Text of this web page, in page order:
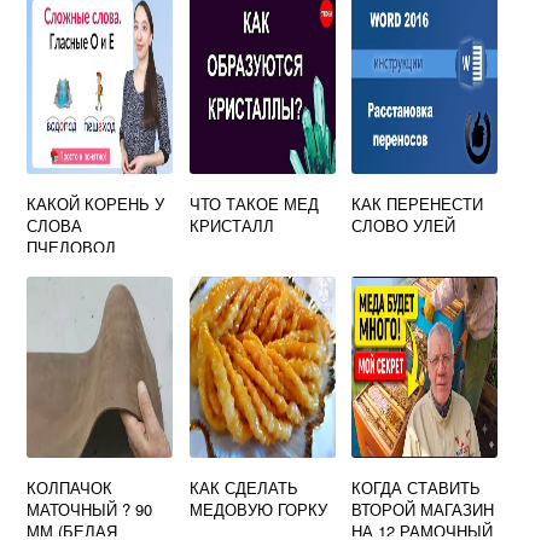
КАКОЙ КОРЕНЬ У
СЛОВА
ПЧЕЛОВОД
ЧТО ТАКОЕ МЕД
КРИСТАЛЛ
КАК ПЕРЕНЕСТИ
СЛОВО УЛЕЙ
КОЛПАЧОК
МАТОЧНЫЙ ? 90
ММ (БЕЛАЯ
КАК СДЕЛАТЬ
МЕДОВУЮ ГОРКУ
КОГДА СТАВИТЬ
ВТОРОЙ МАГАЗИН
НА 12 РАМОЧНЫЙ